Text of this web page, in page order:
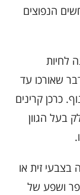
הנפוצים
לחיות
שאורכו עד
כרכן קרינים
בעל הגוון
בצבעי זית או
ושפע של